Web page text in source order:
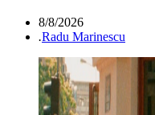
8/8/2026
.Radu Marinescu